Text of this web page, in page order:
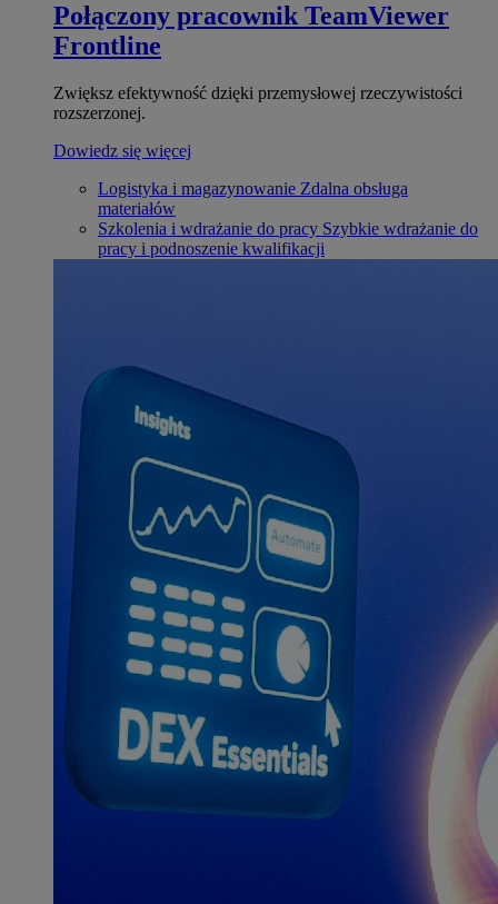
Połączony pracownik TeamViewer
Frontline
Zwiększ efektywność dzięki przemysłowej rzeczywistości
rozszerzonej.
Dowiedz się więcej
Logistyka i magazynowanie Zdalna obsługa
materiałów
Szkolenia i wdrażanie do pracy Szybkie wdrażanie do
pracy i podnoszenie kwalifikacji